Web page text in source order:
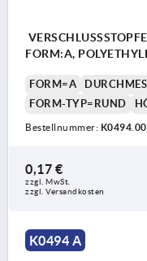
FORM:A,
FORM=A
FORM-TYP=RUND
Bestellnummer:
0,17 €
zzgl. MwSt.
zzgl. Versandkosten
K0494 A